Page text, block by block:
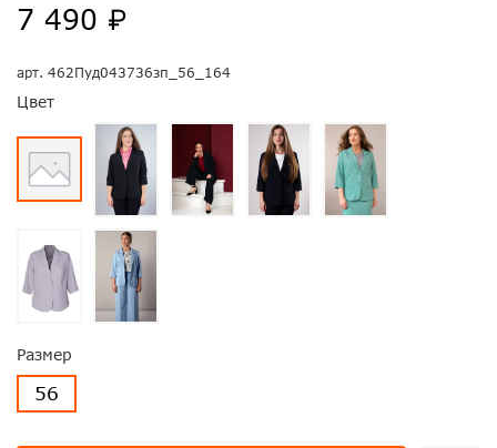
арт. 462Пуд043736зп_56_164
Цвет
Размер
56
7 490 ₽